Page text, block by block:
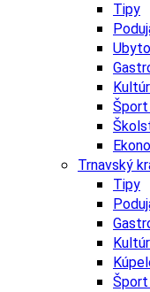
Tipy
Trnavský
Tipy